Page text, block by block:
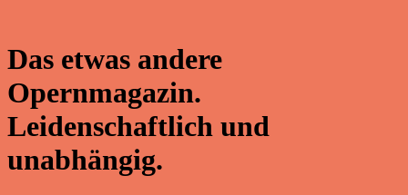
Das etwas andere
Opernmagazin.
Leidenschaftlich und
unabhängig.